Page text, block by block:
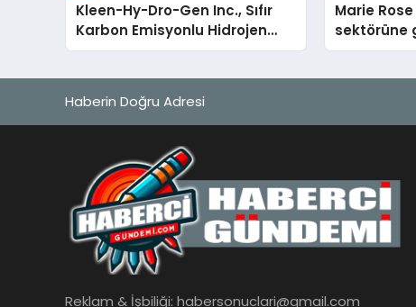
Kleen-Hy-Dro-Gen Inc., Sıfır
Karbon Emisyonlu Hidrojen
Isıtma Teknolojisinde ISO ve
Marie
sektörüne
Haberin Doğru Adresi
Reklam & İşbiliği: habersonuclari@gmail.com